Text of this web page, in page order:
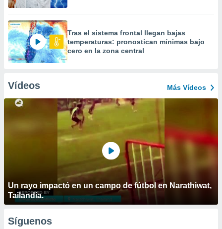
Tras el sistema frontal llegan bajas
temperaturas: pronostican mínimas bajo
cero en la zona central
Vídeos Más Vídeos
Un rayo impactó en un campo de fútbol en Narathiwat,
Tailandia.
Síguenos